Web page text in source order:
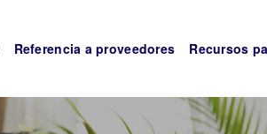
Referencia a proveedores Recursos